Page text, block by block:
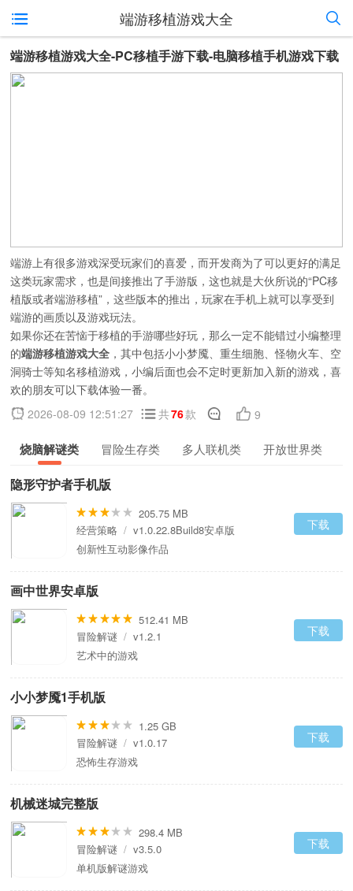
端游移植游戏大全
端游移植游戏大全-PC移植手游下载-电脑移植手机游戏下载
端游上有很多游戏深受玩家们的喜爱，而开发商为了可以更好的满足
这类玩家需求，也是间接推出了手游版，这也就是大伙所说的“PC移
植版或者端游移植”，这些版本的推出，玩家在手机上就可以享受到
端游的画质以及游戏玩法。
如果你还在苦恼于移植的手游哪些好玩，那么一定不能错过小编整理
的端游移植游戏大全 ，其中包括小小梦魇、重生细胞、怪物火车、空
洞骑士等知名移植游戏，小编后面也会不定时更新加入新的游戏，喜
欢的朋友可以下载体验一番。
2026-08-09 12:51:27
共76款 9
烧脑解谜类 冒险生存类 多人联机类 开放世界类
隐形守护者手机版
205.75 MB
经营策略 / v1.0.22.8Build8安卓版
创新性互动影像作品
下载
画中世界安卓版
512.41 MB
冒险解谜 / v1.2.1
艺术中的游戏
下载
小小梦魇1手机版
1.25 GB
冒险解谜 / v1.0.17
恐怖生存游戏
下载
机械迷城完整版
298.4 MB
冒险解谜 / v3.5.0
单机版解谜游戏
下载